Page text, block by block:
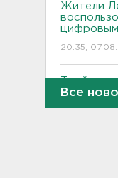
Жители
20:35,
Все